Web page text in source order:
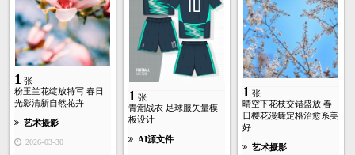
1 张
粉玉兰花绽放特写 春日
光影清新自然花卉
艺术摄影
2026-03-30
1 张
晴空下花枝交错盛放 春
日樱花漫舞定格治愈系美
好
艺术摄影
1 张
青潮战衣 足球服矢量模
板设计
AI源文件